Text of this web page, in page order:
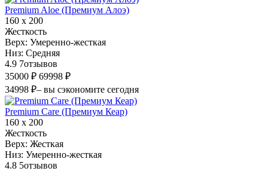
Premium Aloe (Премиум Алоэ)
160 х 200
Жесткость
Верх: Умеренно-жесткая
Низ: Средняя
4.9 7отзывов
35000 ₽ 69998 ₽
34998 ₽– вы сэкономите сегодня
Premium Care (Премиум Кеар)
160 х 200
Жесткость
Верх: Жесткая
Низ: Умеренно-жесткая
4.8 5отзывов